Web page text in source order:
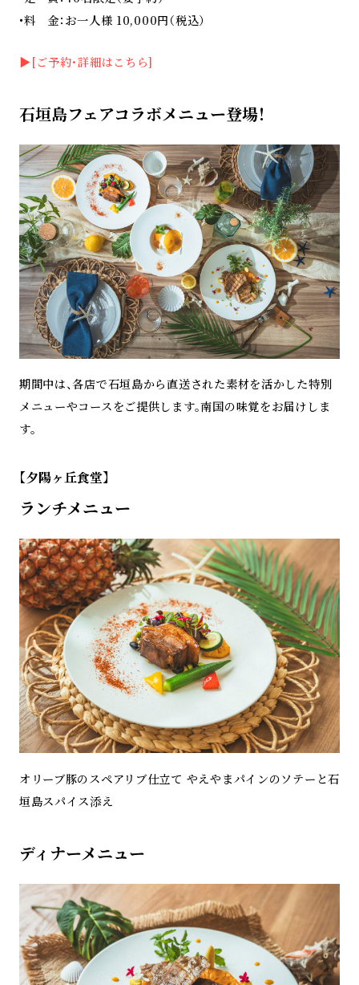
•料 金：お一人様 10,000円（税込）
▶[ご予約・詳細はこちら]
石垣島フェアコラボメニュー登場！
期間中は、各店で石垣島から直送された素材を活かした特別
メニューやコースをご提供します。南国の味覚をお届けしま
す。
【夕陽ヶ丘食堂】
ランチメニュー
オリーブ豚のスペアリブ仕立て やえやまパインのソテーと石
垣島スパイス添え
ディナーメニュー